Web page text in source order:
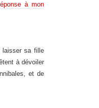
à mon
laisser sa fille
à dévoiler
et de